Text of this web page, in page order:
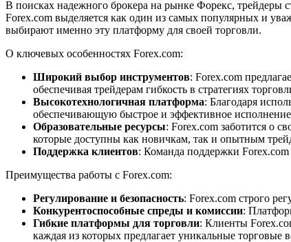
В поисках надежного брокера на рынке Форекс, трейдеры сталкиваются с множеством вариантов, каждый из которых предлагает уникальные услуги и возможности. Однако, среди многих,
Forex.com выделяется как один из самых популярных и
выбирают именно эту платформу для своей торговли.
О ключевых особенностях Forex.com:
Широкий выбор инструментов: Forex.com
обеспечивая трейдерам гибкость в стратегиях
Высокотехнологичная платформа: Благодаря
обеспечивающую быстрое и эффективное исполнение
Образовательные ресурсы: Forex.com заботится о
которые доступны как новичкам, так и опытным
Поддержка клиентов: Команда поддержки Forex.com
Преимущества работы с Forex.com:
Регулирование и безопасность: Forex.com строго
Конкурентоспособные спреды и комиссии:
Гибкие платформы для торговли: Клиенты
каждая из которых предлагает уникальные торговые